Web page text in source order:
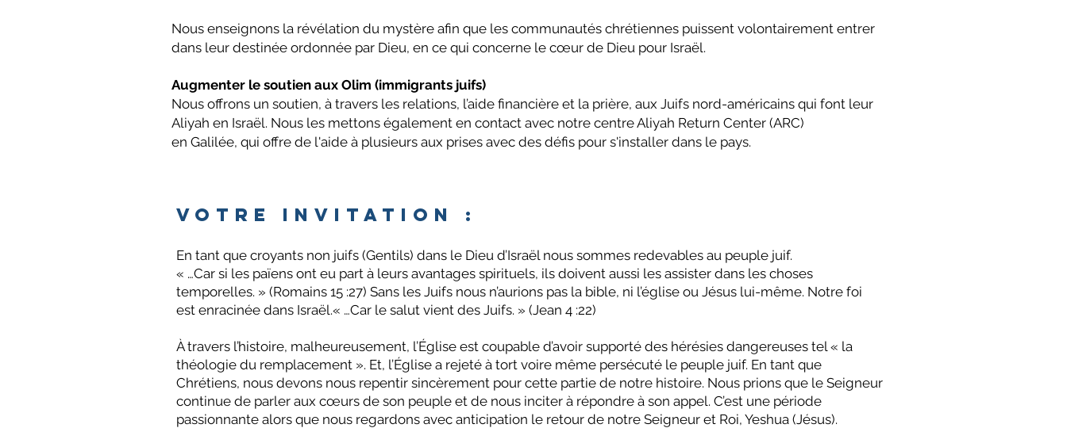
Nous enseignons la révélation du mystère afin que les communautés chrétiennes puissent volontairement entrer
dans leur destinée ordonnée par Dieu, en ce qui concerne le cœur de Dieu pour Israël.
Augmenter le soutien aux Olim (immigrants juifs)
Nous offrons un soutien, à travers les relations, l’aide financière et la prière, aux Juifs nord-américains qui font leur
Aliyah en Israël. Nous les mettons également en contact avec notre centre Aliyah Return Center (ARC)
en Galilée, qui offre de l'aide à plusieurs aux prises avec des défis pour s'installer dans le pays.
Votre invitation :
En tant que croyants non juifs (Gentils) dans le Dieu d’Israël nous sommes redevables au peuple juif.
« …Car si les païens ont eu part à leurs avantages spirituels, ils doivent aussi les assister dans les choses
temporelles. » (Romains 15 :27) Sans les Juifs nous n’aurions pas la bible, ni l’église ou Jésus lui-même. Notre foi
est enracinée dans Israël.« …Car le salut vient des Juifs. » (Jean 4 :22)
À travers l’histoire, malheureusement, l’Église est coupable d’avoir supporté des hérésies dangereuses tel « la
théologie du remplacement ». Et, l’Église a rejeté à tort voire même persécuté le peuple juif. En tant que
Chrétiens, nous devons nous repentir sincèrement pour cette partie de notre histoire. Nous prions que le Seigneur
continue de parler aux cœurs de son peuple et de nous inciter à répondre à son appel. C’est une période
passionnante alors que nous regardons avec anticipation le retour de notre Seigneur et Roi, Yeshua (Jésus).